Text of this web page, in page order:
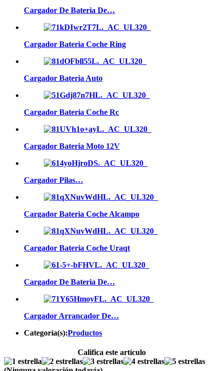
Cargador De Bateria De…
Cargador Bateria Coche Ring
Cargador Bateria Auto
Cargador Bateria Coche Rc
Cargador Bateria Moto 12V
Cargador Pilas…
Cargador Bateria Coche Alcampo
Cargador Bateria Coche Uraqt
Cargador De Bateria De…
Cargador Arrancador De…
Categoría(s):Productos
Califica este artículo